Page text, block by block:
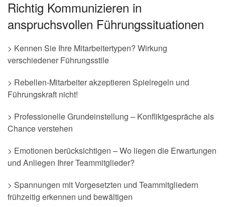
Richtig Kommunizieren in
anspruchsvollen Führungssituationen
> Kennen Sie Ihre Mitarbeitertypen? Wirkung
verschiedener Führungsstile
> Rebellen-Mitarbeiter akzeptieren Spielregeln und
Führungskraft nicht!
> Professionelle Grundeinstellung – Konfliktgespräche als
Chance verstehen
> Emotionen berücksichtigen – Wo liegen die Erwartungen
und Anliegen Ihrer Teammitglieder?
> Spannungen mit Vorgesetzten und Teammitgliedern
frühzeitig erkennen und bewältigen